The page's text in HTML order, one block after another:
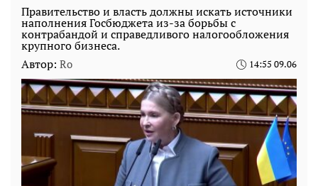
Правительство и власть должны искать источники
наполнения Госбюджета из-за борьбы с
контрабандой и справедливого налогообложения
крупного бизнеса.
Автор: Ro 14:55 09.06